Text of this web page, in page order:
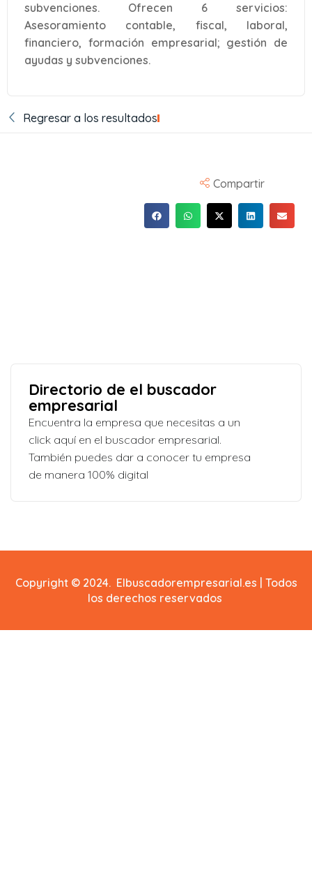
subvenciones. Ofrecen 6 servicios:
Asesoramiento contable, fiscal, laboral,
financiero, formación empresarial; gestión de
ayudas y subvenciones.
Regresar a los resultados
Compartir
Directorio de el buscador
empresarial
Encuentra la empresa que necesitas a un
click aquí en el buscador empresarial.
También puedes dar a conocer tu empresa
de manera 100% digital
Copyright © 2024. Elbuscadorempresarial.es | Todos
los derechos reservados